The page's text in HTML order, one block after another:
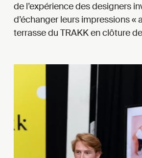
de l’expérience des designers
d’échanger leurs impressions «
terrasse du TRAKK en clôture